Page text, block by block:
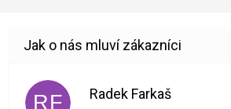
RF Radek Farkaš